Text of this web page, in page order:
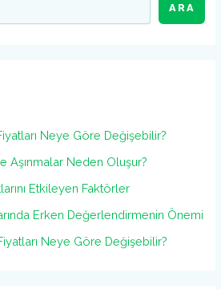
ARA
Neye Göre Değişebilir?
Aşınmalar Neden Oluşur?
Etkileyen Faktörler
Erken Değerlendirmenin Önemi
Neye Göre Değişebilir?